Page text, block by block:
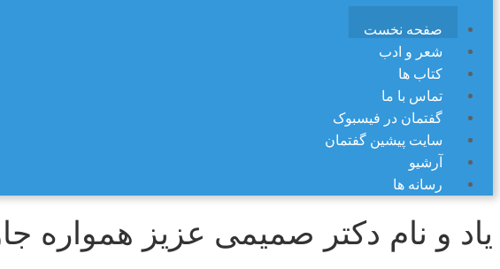
صفحه نخست
شعر و ادب
کتاب ها
تماس با ما
گفتمان در فیسبوک
سایت پیشین گفتمان
آرشیو
رسانه ها
یاد و نام دکتر صمیمی عزیز همواره